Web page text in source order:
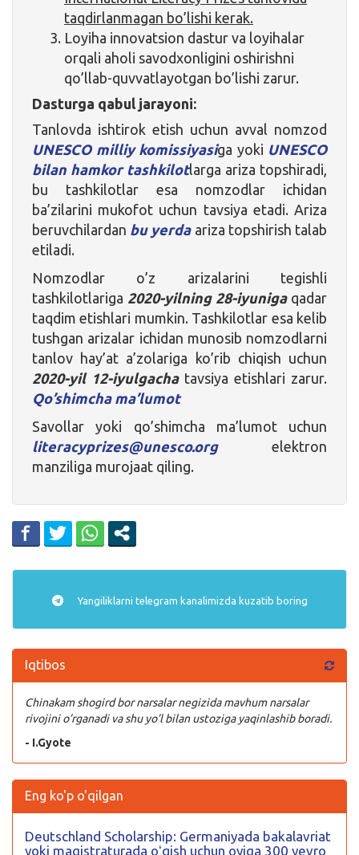
taqdirlanmagan bo’lishi kerak.
Loyiha innovatsion dastur va loyihalar
orqali aholi savodxonligini oshirishni
qo’llab-quvvatlayotgan bo’lishi zarur.
Dasturga qabul jarayoni:
Tanlovda ishtirok etish uchun avval nomzod
UNESCO milliy komissiyasiga yoki UNESCO
bilan hamkor tashkilotlarga ariza topshiradi,
bu tashkilotlar esa nomzodlar ichidan
ba’zilarini mukofot uchun tavsiya etadi. Ariza
beruvchilardan bu yerdaariza topshirish talab
etiladi.
Nomzodlar o’z arizalarini tegishli
tashkilotlariga 2020-yilning 28-iyunigaqadar
taqdim etishlari mumkin. Tashkilotlar esa kelib
tushgan arizalar ichidan munosib nomzodlarni
tanlov hay’at a’zolariga ko’rib chiqish uchun
2020-yil 12-iyulgachatavsiya etishlari zarur.
Qo’shimcha ma’lumot
Savollar yoki qo’shimcha ma’lumot uchun
literacyprizes@unesco.orgelektron
manziliga murojaat qiling.
Yangiliklarni telegram kanalimizda kuzatib boring
Iqtibos
Chinakam shogird bor narsalar negizida mavhum narsalar
rivojini o’rganadi va shu yo’l bilan ustoziga yaqinlashib boradi.
- I.Gyote
Eng ko'p o'qilgan
Deutschland Scholarship: Germaniyada bakalavriat
yoki magistraturada oʻqish uchun oyiga 300 yevro